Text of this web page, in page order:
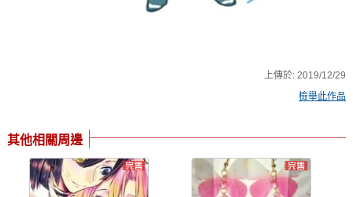
上傳於:2019/12/29
檢舉此作品
其他相關周邊